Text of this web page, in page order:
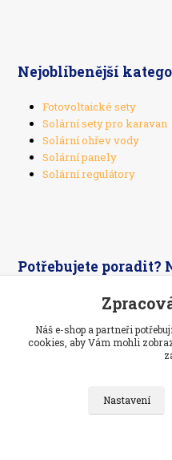
Nejoblíbenější
Fotovoltaické sety
Solární sety pro karavan
Solární ohřev vody
Solární panely
Solární regulátory
Potřebujete poradit?
+420 603 526 269
Ostrovní
Náš e-shop a partneři
cookies, aby Vám mohli
Nastavení